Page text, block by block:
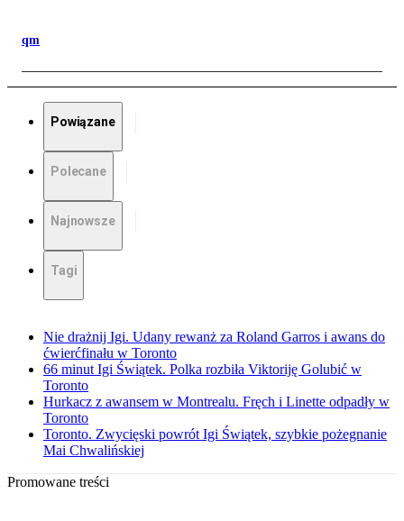
qm
Powiązane
Polecane
Najnowsze
Tagi
Nie drażnij Igi. Udany rewanż za Roland Garros i awans do
ćwierćfinału w Toronto
66 minut Igi Świątek. Polka rozbiła Viktoriję Golubić w
Toronto
Hurkacz z awansem w Montrealu. Fręch i Linette odpadły w
Toronto
Toronto. Zwycięski powrót Igi Świątek, szybkie pożegnanie
Mai Chwalińskiej
Promowane treści